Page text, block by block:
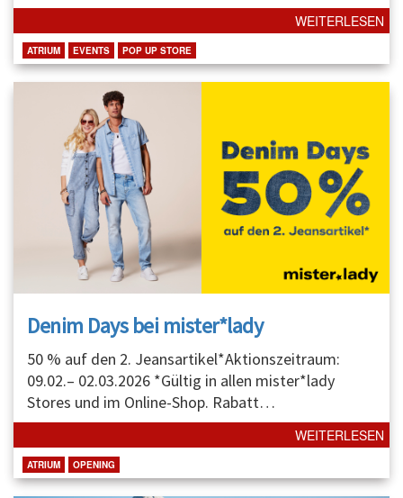
WEITERLESEN
ATRIUM EVENTS POP UP STORE
Denim Days bei mister*lady
50 % auf den 2. Jeansartikel*Aktionszeitraum:
09.02.– 02.03.2026 *Gültig in allen mister*lady
Stores und im Online-Shop. Rabatt…
WEITERLESEN
ATRIUM OPENING